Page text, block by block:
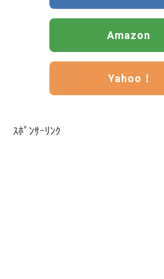
Amazon
Yahoo！
ｽﾎﾟﾝｻｰﾘﾝｸ